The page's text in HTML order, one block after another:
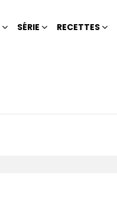
SÉRIE RECETTES